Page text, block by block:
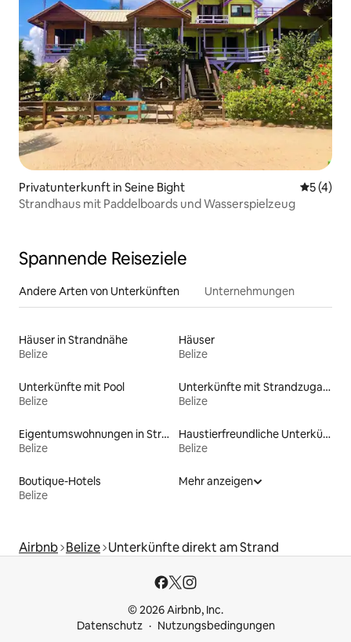
Privatunterkunft in Seine Bight
5 (4)
Strandhaus mit Paddelboards und Wasserspielzeug
Spannende Reiseziele
Andere Arten von Unterkünften Unternehmungen
Häuser in Strandnähe
Belize
Häuser
Belize
Unterkünfte mit Pool
Belize
Unterkünfte mit Strandzugang
Belize
Eigentumswohnungen in Strandnähe
Belize
Haustierfreundliche Unterkünfte
Belize
Boutique-Hotels
Belize
Mehr anzeigen
Airbnb Belize Unterkünfte direkt am Strand
© 2026 Airbnb, Inc.
Datenschutz
Nutzungsbedingungen